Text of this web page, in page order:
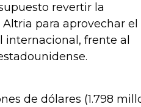
revertir la
para aprovechar el
frente al
de dólares (1.798